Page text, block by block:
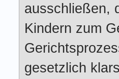
ausschließen,
Kindern zum
gesetzlich